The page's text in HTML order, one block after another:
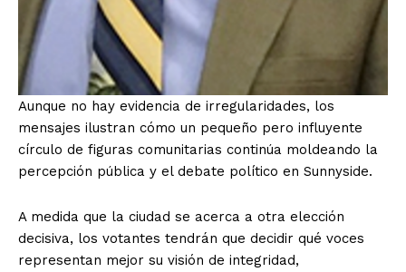
Aunque no hay evidencia de irregularidades, los
mensajes ilustran cómo un pequeño pero influyente
círculo de figuras comunitarias continúa moldeando la
percepción pública y el debate político en Sunnyside.
A medida que la ciudad se acerca a otra elección
decisiva, los votantes tendrán que decidir qué voces
representan mejor su visión de integridad,